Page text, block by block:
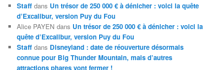
Staff dans Un trésor de 250 000 € à dénicher : voici la quête
d’Excalibur, version Puy du Fou
Alice PAYEN dans Un trésor de 250 000 € à dénicher : voici la
quête d’Excalibur, version Puy du Fou
Staff dans Disneyland : date de réouverture désormais
connue pour Big Thunder Mountain, mais d’autres
attractions phares vont fermer !